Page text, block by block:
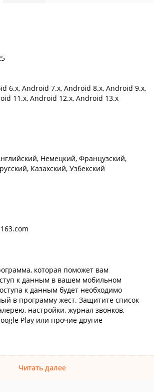
6.x, Android 7.x, Android 8.x, Android 9.x,
11.x, Android 12.x, Android 13.x
Немецкий, Французский,
Казахский, Узбекский
которая поможет вам
к данным в вашем мобильном
к данным будет необходимо
в программу жест. Защитите список
настройки, журнал звонков,
Play или прочие другие
Читать далее